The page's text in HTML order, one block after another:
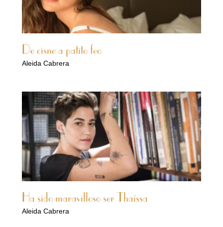
De cisne a patito feo
Aleida Cabrera
Ha sido maravilloso ser Thaíssa
Aleida Cabrera